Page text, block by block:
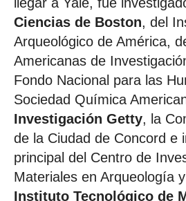
Ciencias de Boston, del
Arqueológico de América,
Americanas de
Fondo Nacional para las
Sociedad Química
Investigación Getty, la
de la Ciudad de Concord e
principal del Centro de
Materiales en Arqueología
Instituto Tecnológico de